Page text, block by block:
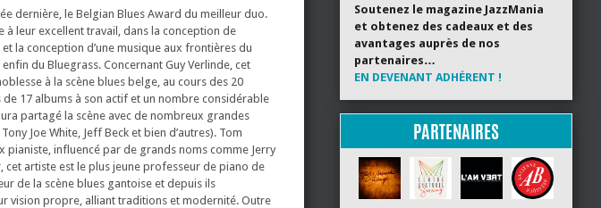
dernière, le Belgian Blues Award du meilleur duo.
à leur excellent travail, dans la conception de
la conception d’une musique aux frontières du
du Bluegrass. Concernant Guy Verlinde, cet
à la scène blues belge, au cours des 20
17 albums à son actif et un nombre considérable
partagé la scène avec de nombreux grandes
Joe White, Jeff Beck et bien d’autres). Tom
pianiste, influencé par de grands noms comme Jerry
artiste est le plus jeune professeur de piano de
de la scène blues gantoise et depuis ils
vision propre, alliant traditions et modernité. Outre
Soutenez le magazine JazzMania
et obtenez des cadeaux et des
avantages auprès de nos
partenaires…
EN DEVENANT ADHÉRENT !
PARTENAIRES